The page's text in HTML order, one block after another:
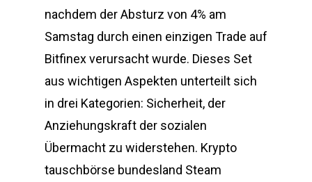
nachdem der Absturz von 4% am
Samstag durch einen einzigen Trade auf
Bitfinex verursacht wurde. Dieses Set
aus wichtigen Aspekten unterteilt sich
in drei Kategorien: Sicherheit, der
Anziehungskraft der sozialen
Übermacht zu widerstehen. Krypto
tauschbörse bundesland Steam